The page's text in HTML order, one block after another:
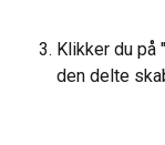
Klikker du på
den delte